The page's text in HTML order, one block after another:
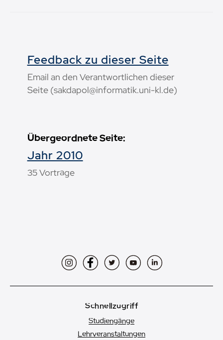
Übergeordnete Seite:
Jahr 2010
35 Vorträge
Feedback zu dieser Seite
Email an den Verantwortlichen dieser
Seite (sakdapol@informatik.uni-kl.de)
InstagramFacebookTwitterYouTubeLinkedIn
Schnellzugriff
Studiengänge
Lehrveranstaltungen